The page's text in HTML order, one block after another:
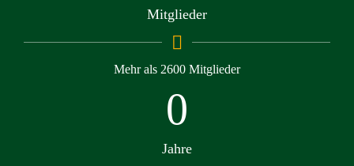
Mitglieder
Mehr als 2600 Mitglieder
0
Jahre